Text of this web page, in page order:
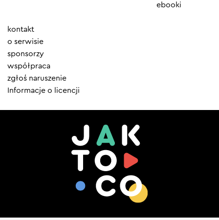
ebooki
Element
menu
kontakt
o serwisie
sponsorzy
współpraca
zgłoś naruszenie
Informacje o licencji